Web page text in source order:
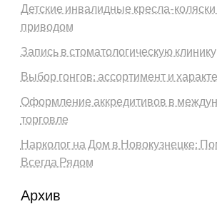
Детские инвалидные кресла-
приводом
Запись в стоматологическую клинику
Выбор гонгов: ассортимент и
Оформление аккредитивов в
торговле
Нарколог на Дом в Новокузнецке:
Всегда Рядом
Архив